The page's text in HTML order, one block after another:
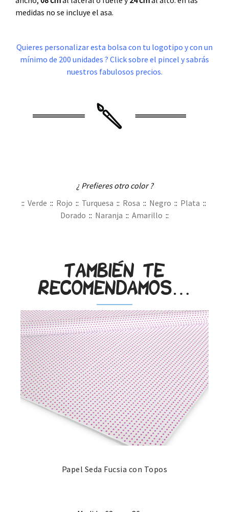
medidas no se incluye el asa.
Quieres personalizar esta bolsa con tu logotipo y con un
mínimo de 200 unidades ? Click sobre el pincel y sabrás
nuestros fabulosos precios.
¿ Prefieres otro color ?
:: Verde :: Rojo :: Turquesa :: Rosa :: Negro :: Plata ::
Dorado :: Naranja :: Amarillo ::
También te
recomendamos…
Papel Seda Fucsia con Topos